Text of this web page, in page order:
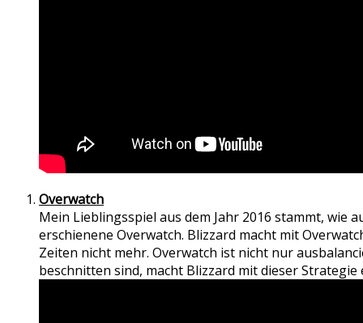
Overwatch
Mein Lieblingsspiel aus dem Jahr 2016 stammt, wie
erschienene Overwatch. Blizzard macht mit
Zeiten nicht mehr. Overwatch ist nicht nur
beschnitten sind, macht Blizzard mit dieser Strategie